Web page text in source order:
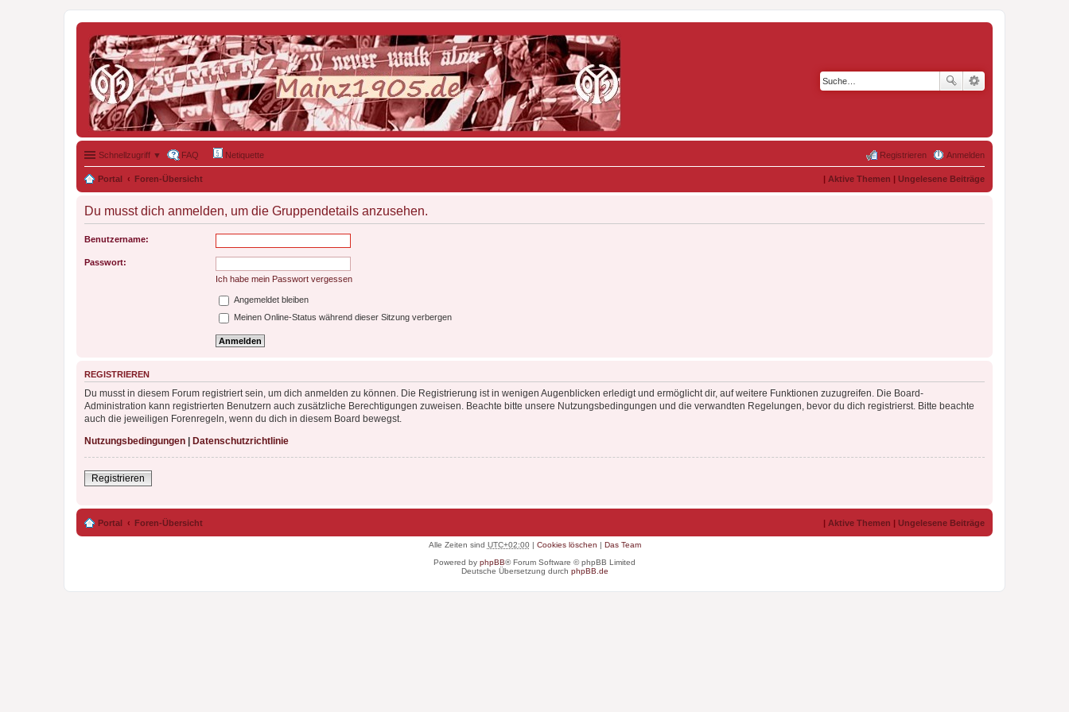
Schnellzugriff ▼ FAQ Netiquette Anmelden
Registrieren
Portal Foren-Übersicht | Aktive Themen | Ungelesene Beiträge
Du musst dich anmelden, um die Gruppendetails anzusehen.
Benutzername:
Passwort:
Ich habe mein Passwort vergessen
Angemeldet bleiben
Meinen Online-Status während dieser Sitzung verbergen
REGISTRIEREN
Du musst in diesem Forum registriert sein, um dich anmelden zu können. Die Registrierung ist in wenigen Augenblicken erledigt und ermöglicht dir, auf weitere Funktionen zuzugreifen. Die Board-
Administration kann registrierten Benutzern auch zusätzliche Berechtigungen zuweisen. Beachte bitte unsere Nutzungsbedingungen und die verwandten Regelungen, bevor du dich registrierst. Bitte beachte
auch die jeweiligen Forenregeln, wenn du dich in diesem Board bewegst.
Nutzungsbedingungen | Datenschutzrichtlinie
Registrieren
Portal Foren-Übersicht | Aktive Themen | Ungelesene Beiträge
Alle Zeiten sind UTC+02:00| Cookies löschen | Das Team
Powered by phpBB® Forum Software © phpBB Limited
Deutsche Übersetzung durch phpBB.de